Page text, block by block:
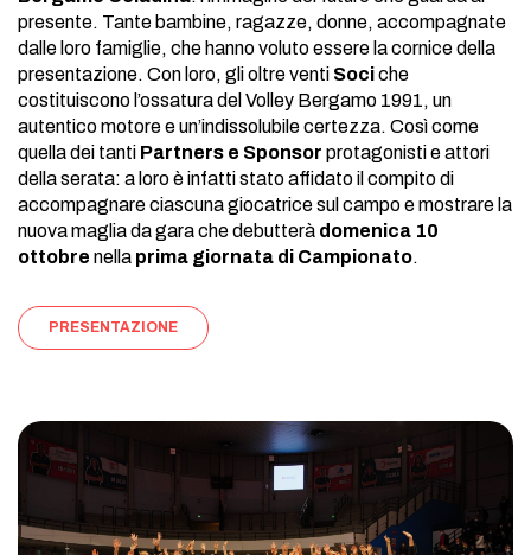
presente. Tante bambine, ragazze, donne, accompagnate
dalle loro famiglie, che hanno voluto essere la cornice della
presentazione. Con loro, gli oltre venti Sociche
costituiscono l’ossatura del Volley Bergamo 1991, un
autentico motore e un’indissolubile certezza. Così come
quella dei tanti Partners e Sponsor protagonisti e attori
della serata: a loro è infatti stato affidato il compito di
accompagnare ciascuna giocatrice sul campo e mostrare la
nuova maglia da gara che debutterà domenica 10
ottobre nella prima giornata di Campionato.
PRESENTAZIONE